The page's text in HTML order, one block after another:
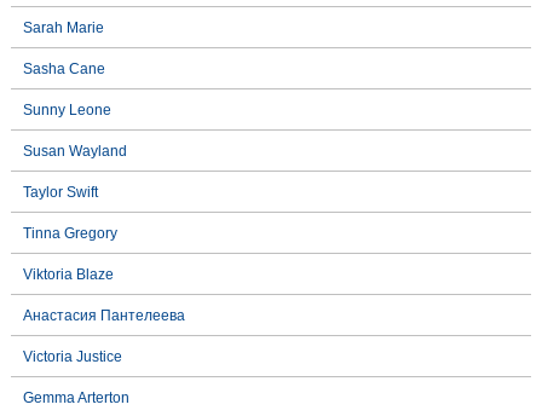
Sarah Marie
Sasha Cane
Sunny Leone
Susan Wayland
Taylor Swift
Tinna Gregory
Viktoria Blaze
Анастасия Пантелеева
Victoria Justice
Gemma Arterton